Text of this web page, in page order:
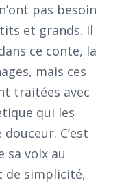
pas besoin
et grands. Il
ce conte, la
mais ces
traitées avec
qui les
C’est
voix au
de simplicité,